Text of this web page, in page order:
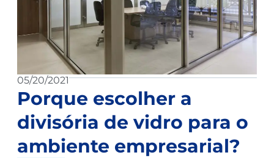
05/20/2021
Porque escolher a
divisória de vidro para o
ambiente empresarial?